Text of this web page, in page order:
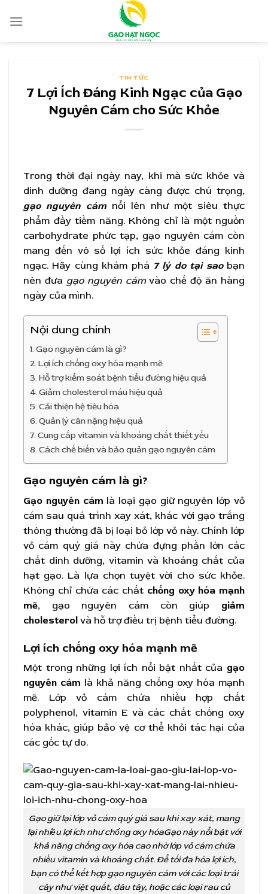
TIN TỨC
7 Lợi Ích Đáng Kinh Ngạc của Gạo
Nguyên Cám cho Sức Khỏe
Trong thời đại ngày nay, khi mà sức khỏe và
dinh dưỡng đang ngày càng được chú trọng,
gạo nguyên cám nổi lên như một siêu thực
phẩm đầy tiềm năng. Không chỉ là một nguồn
carbohydrate phức tạp, gạo nguyên cám còn
mang đến vô số lợi ích sức khỏe đáng kinh
ngạc. Hãy cùng khám phá 7 lý do tại saobạn
nên đưa gạo nguyên cámvào chế độ ăn hàng
ngày của mình.
Nội dung chính
Gạo nguyên cám là gì?
Lợi ích chống oxy hóa mạnh mẽ
Hỗ trợ kiểm soát bệnh tiểu đường hiệu quả
Giảm cholesterol máu hiệu quả
Cải thiện hệ tiêu hóa
Quản lý cân nặng hiệu quả
Cung cấp vitamin và khoáng chất thiết yếu
Cách chế biến và bảo quản gạo nguyên cám
Gạo nguyên cám là gì?
Gạo nguyên cám là loại gạo giữ nguyên lớp vỏ
cám sau quá trình xay xát, khác với gạo trắng
thông thường đã bị loại bỏ lớp vỏ này. Chính lớp
vỏ cám quý giá này chứa đựng phần lớn các
chất dinh dưỡng, vitamin và khoáng chất của
hạt gạo. Là lựa chọn tuyệt vời cho sức khỏe.
Không chỉ chứa các chất chống oxy hóa mạnh
mẽ, gạo nguyên cám còn giúp giảm
cholesterol và hỗ trợ điều trị bệnh tiểu đường.
Lợi ích chống oxy hóa mạnh mẽ
Một trong những lợi ích nổi bật nhất của gạo
nguyên cám là khả năng chống oxy hóa mạnh
mẽ. Lớp vỏ cám chứa nhiều hợp chất
polyphenol, vitamin E và các chất chống oxy
hóa khác, giúp bảo vệ cơ thể khỏi tác hại của
các gốc tự do.
Gạo giữ lại lớp vỏ cám quý giá sau khi xay xát, mang
lại nhiều lợi ích như chống oxy hóaGạo này nổi bật với
khả năng chống oxy hóa cao nhờ lớp vỏ cám chứa
nhiều vitamin và khoáng chất. Để tối đa hóa lợi ích,
bạn có thể kết hợp gạo nguyên cám với các loại trái
cây như việt quất, dâu tây, hoặc các loại rau củ